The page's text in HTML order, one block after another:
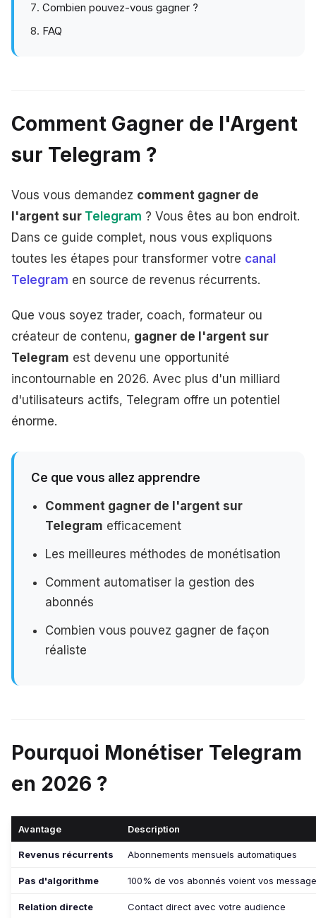
Combien pouvez-vous gagner ?
FAQ
Comment Gagner de l'Argent
sur Telegram ?
Vous vous demandez comment gagner de
l'argent sur Telegram ? Vous êtes au bon endroit.
Dans ce guide complet, nous vous expliquons
toutes les étapes pour transformer votre canal
Telegram en source de revenus récurrents.
Que vous soyez trader, coach, formateur ou
créateur de contenu, gagner de l'argent sur
Telegram est devenu une opportunité
incontournable en 2026. Avec plus d'un milliard
d'utilisateurs actifs, Telegram offre un potentiel
énorme.
Ce que vous allez apprendre
Comment gagner de l'argent sur
Telegram efficacement
Les meilleures méthodes de monétisation
Comment automatiser la gestion des
abonnés
Combien vous pouvez gagner de façon
réaliste
Pourquoi Monétiser Telegram
en 2026 ?
Avantage Description
Revenus récurrents Abonnements mensuels automatiques
Pas d'algorithme 100% de vos abonnés voient vos
Relation directe Contact direct avec votre audience